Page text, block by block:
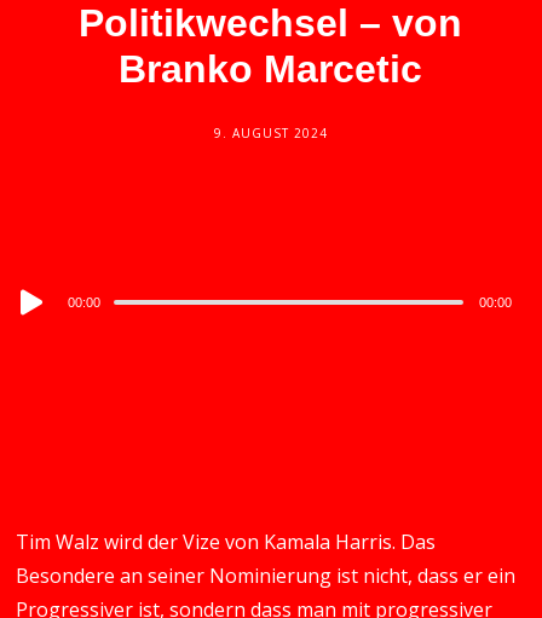
Politikwechsel – von
Branko Marcetic
9. AUGUST 2024
Audio
00:00 00:00
Tim Walz wird der Vize von Kamala Harris. Das
Besondere an seiner Nominierung ist nicht, dass er ein
Progressiver ist, sondern dass man mit progressiver